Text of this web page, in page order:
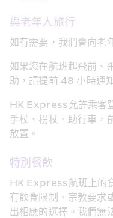
與老年人旅行
如有需要，我們會向老
如果您在航班起飛前、
助，請提前 48 小時通
HK Express允許乘客
手杖、枴杖、助行車，
放置。
特別餐飲
HK Express航班上的
有飲食限制、宗教要求
出相應的選擇。我們無